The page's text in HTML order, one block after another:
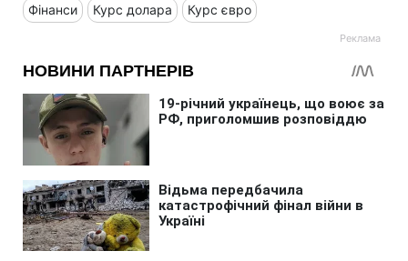
Фінанси Курс долара Курс євро